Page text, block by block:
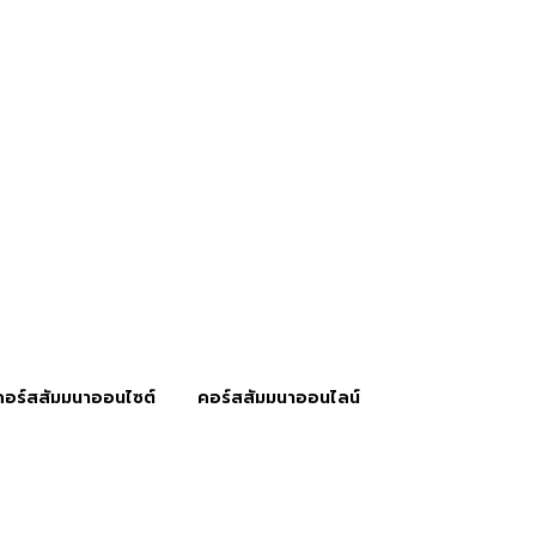
ร์สสัมมนาออนไซต์ คอร์สสัมมนาออนไลน์